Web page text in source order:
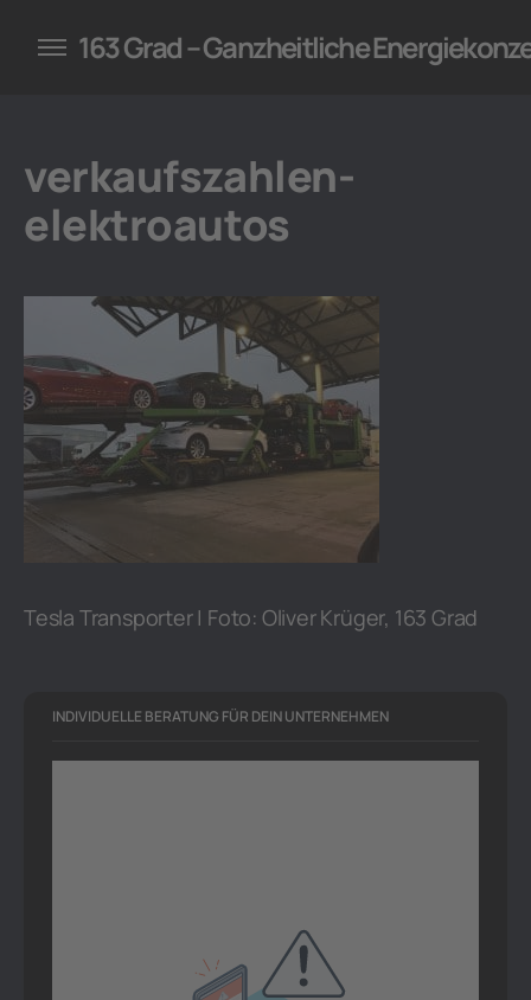
für Unternehmen
163 Grad – Ganzheitliche
verkaufszahlen-
elektroautos
Tesla Transporter | Foto: Oliver Krüger, 163 Grad
INDIVIDUELLE BERATUNG FÜR DEIN UNTERNEHMEN